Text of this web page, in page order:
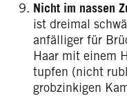
Nicht im nassen
ist dreimal
anfälliger für
Haar mit einem
tupfen (nicht
grobzinkigen